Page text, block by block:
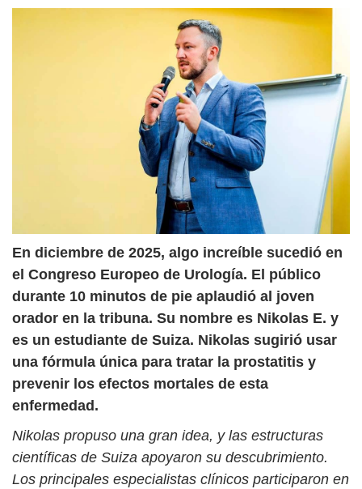
En diciembre de 2025, algo increíble sucedió en
el Congreso Europeo de Urología. El público
durante 10 minutos de pie aplaudió al joven
orador en la tribuna. Su nombre es Nikolas E. y
es un estudiante de Suiza. Nikolas sugirió usar
una fórmula única para tratar la prostatitis y
prevenir los efectos mortales de esta
enfermedad.
Nikolas propuso una gran idea, y las estructuras
científicas de Suiza apoyaron su descubrimiento.
Los principales especialistas clínicos participaron en